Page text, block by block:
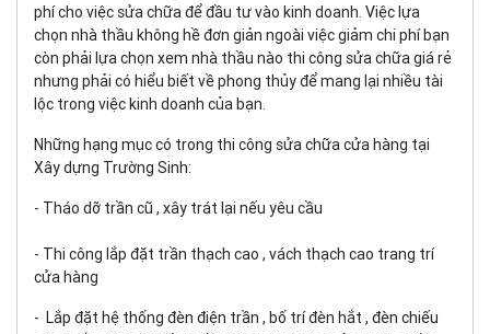
phí cho việc sửa chữa để đầu tư vào kinh doanh. Việc lựa
chọn nhà thầu không hề đơn giản ngoài việc giảm chi phí bạn
còn phải lựa chọn xem nhà thầu nào thi công sửa chữa giá rẻ
nhưng phải có hiểu biết về phong thủy để mang lại nhiều tài
lộc trong việc kinh doanh của bạn.
Những hạng mục có trong thi công sửa chữa cửa hàng tại
Xây dựng Trường Sinh:
- Tháo dỡ trần cũ , xây trát lại nếu yêu cầu
- Thi công lắp đặt trần thạch cao , vách thạch cao trang trí
cửa hàng
- Lắp đặt hệ thống đèn điện trần , bố trí đèn hắt , đèn chiếu